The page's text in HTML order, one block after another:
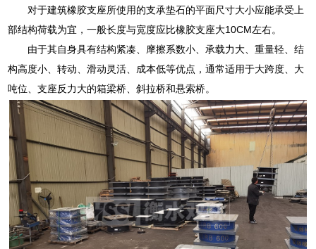
对于建筑橡胶支座所使用的支承垫石的平面尺寸大小应能承受上
部结构荷载为宜，一般长度与宽度应比橡胶支座大10CM左右。
由于其自身具有结构紧凑、摩擦系数小、承载力大、重量轻、结
构高度小、转动、滑动灵活、成本低等优点，通常适用于大跨度、大
吨位、支座反力大的箱梁桥、斜拉桥和悬索桥。